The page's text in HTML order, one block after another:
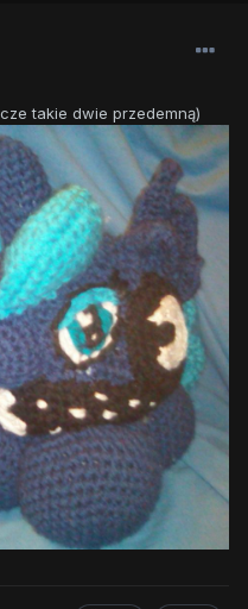
takie dwie przedemną)